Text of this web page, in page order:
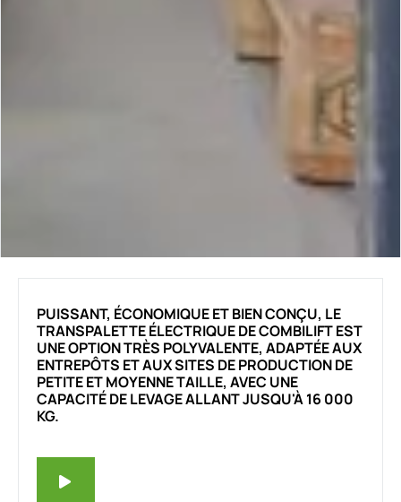
PUISSANT, ÉCONOMIQUE ET BIEN CONÇU, LE
TRANSPALETTE ÉLECTRIQUE DE COMBILIFT EST
UNE OPTION TRÈS POLYVALENTE, ADAPTÉE AUX
ENTREPÔTS ET AUX SITES DE PRODUCTION DE
PETITE ET MOYENNE TAILLE, AVEC UNE
CAPACITÉ DE LEVAGE ALLANT JUSQU'À 16 000
KG.